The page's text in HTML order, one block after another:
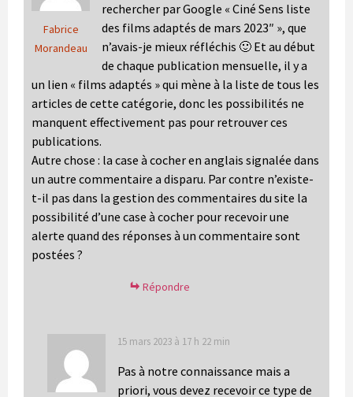
Fabrice
Morandeau
rechercher par Google « Ciné Sens liste
des films adaptés de mars 2023″ », que
n’avais-je mieux réfléchis 🙂 Et au début
de chaque publication mensuelle, il y a
un lien « films adaptés » qui mène à la liste de tous les
articles de cette catégorie, donc les possibilités ne
manquent effectivement pas pour retrouver ces
publications.
Autre chose : la case à cocher en anglais signalée dans
un autre commentaire a disparu. Par contre n’existe-
t-il pas dans la gestion des commentaires du site la
possibilité d’une case à cocher pour recevoir une
alerte quand des réponses à un commentaire sont
postées ?
Répondre
15 mars 2023 à 17 h 22 min
Pas à notre connaissance mais a
priori, vous devez recevoir ce type de